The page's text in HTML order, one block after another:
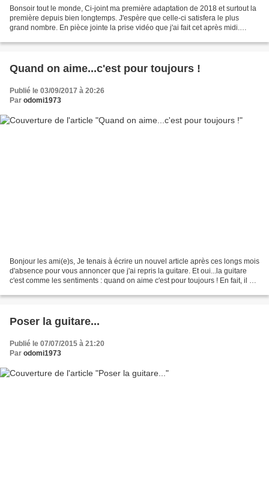
Bonsoir tout le monde, Ci-joint ma première adaptation de 2018 et surtout la
première depuis bien longtemps. J'espère que celle-ci satisfera le plus
grand nombre. En pièce jointe la prise vidéo que j'ai fait cet après midi.
Quand on aime...c'est pour toujours !
Publié le 03/09/2017 à 20:26
Par odomi1973
Bonjour les ami(e)s, Je tenais à écrire un nouvel article après ces longs mois
d'absence pour vous annoncer que j'ai repris la guitare. Et oui...la guitare
c'est comme les sentiments : quand on aime c'est pour toujours ! En fait, il y a
Poser la guitare...
Publié le 07/07/2015 à 21:20
Par odomi1973